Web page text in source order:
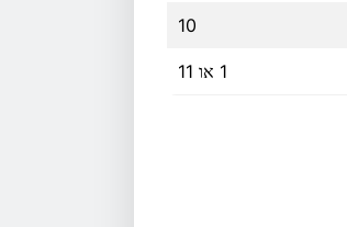
10
1 או 11